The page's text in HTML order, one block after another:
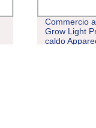
Commercio
Grow Light
caldo